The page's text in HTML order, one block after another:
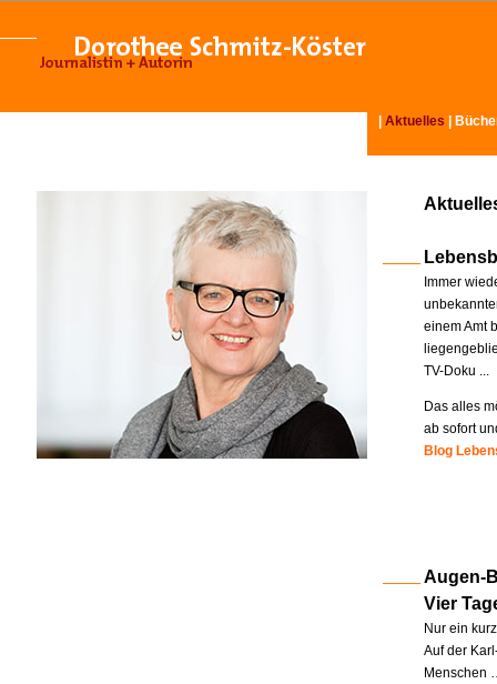
Aktuelles
Immer
einem Amt
TV-Doku ...
Das alles
ab sofort
Blog
Augen-
Vier
Nur ein
Auf der
Menschen